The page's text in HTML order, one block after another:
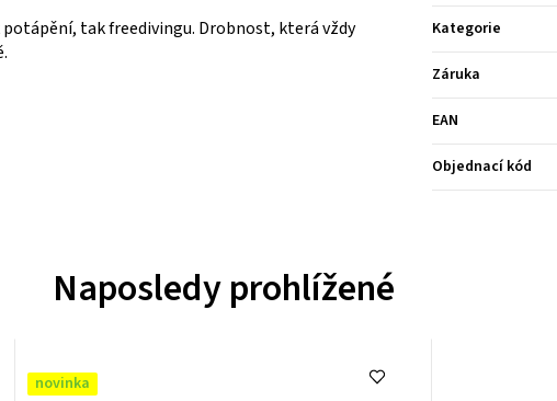
tak freedivingu. Drobnost, která vždy
Kategorie
Záruka
EAN
Objednací kód
Naposledy prohlížené
novinka